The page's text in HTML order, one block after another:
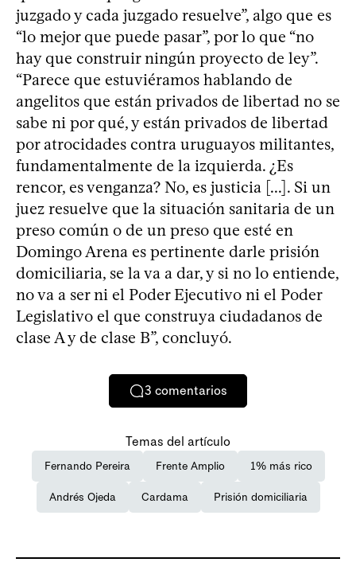
juzgado y cada juzgado resuelve”, algo que es
“lo mejor que puede pasar”, por lo que “no
hay que construir ningún proyecto de ley”.
“Parece que estuviéramos hablando de
angelitos que están privados de libertad no se
sabe ni por qué, y están privados de libertad
por atrocidades contra uruguayos militantes,
fundamentalmente de la izquierda. ¿Es
rencor, es venganza? No, es justicia [...]. Si un
juez resuelve que la situación sanitaria de un
preso común o de un preso que esté en
Domingo Arena es pertinente darle prisión
domiciliaria, se la va a dar, y si no lo entiende,
no va a ser ni el Poder Ejecutivo ni el Poder
Legislativo el que construya ciudadanos de
clase A y de clase B”, concluyó.
3 comentarios
Temas del artículo
Fernando Pereira Frente Amplio 1% más rico
Andrés Ojeda Cardama Prisión domiciliaria